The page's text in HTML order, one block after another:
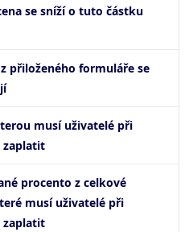
se sníží o tuto částku
přiloženého formuláře se
musí uživatelé při
zaplatit
procento z celkové
musí uživatelé při
zaplatit